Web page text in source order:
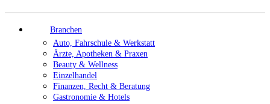
Branchen
Auto, Fahrschule & Werkstatt
Ärzte, Apotheken & Praxen
Beauty & Wellness
Einzelhandel
Finanzen, Recht & Beratung
Gastronomie & Hotels